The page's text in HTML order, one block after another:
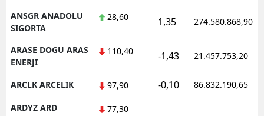
ANSGR ANADOLU
SIGORTA
28,60 1,35 274.580.868,90
ARASE DOGU ARAS
ENERJI
110,40 -1,43 21.457.753,20
ARCLK ARCELIK 97,90 -0,10 86.832.190,65
ARDYZ ARD
77,30